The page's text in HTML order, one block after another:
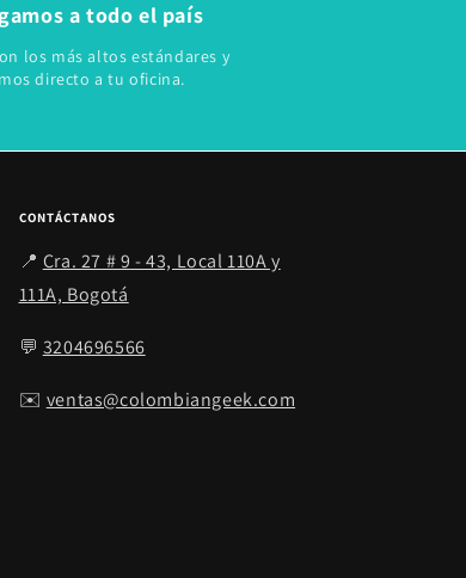
a todo el país
los más altos estándares y
directo a tu oficina.
CONTÁCTANOS
📍 Cra. 27 # 9 - 43, Local 110A y
111A, Bogotá
💬 3204696566
✉️ ventas@colombiangeek.com